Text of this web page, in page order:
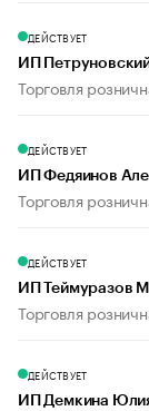
ДЕЙСТВУЕТ
ИП
Торговля
ДЕЙСТВУЕТ
ИП Федяинов
Торговля
ДЕЙСТВУЕТ
ИП Теймуразов
Торговля
ДЕЙСТВУЕТ
ИП Демкина